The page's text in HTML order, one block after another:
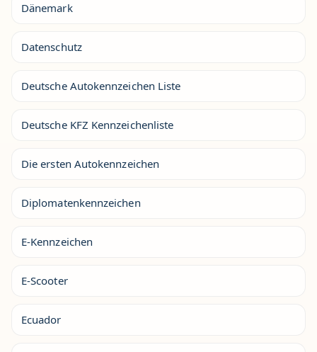
Dänemark
Datenschutz
Deutsche Autokennzeichen Liste
Deutsche KFZ Kennzeichenliste
Die ersten Autokennzeichen
Diplomatenkennzeichen
E-Kennzeichen
E-Scooter
Ecuador